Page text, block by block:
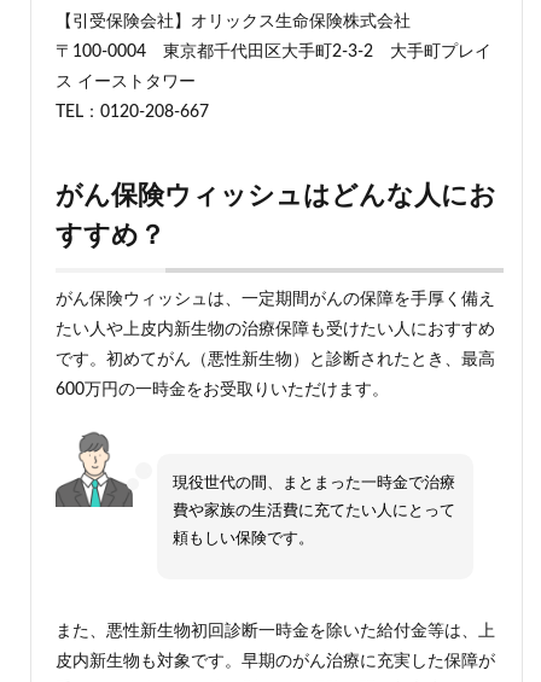
【引受保険会社】オリックス生命保険株式会社
〒100-0004 東京都千代田区大手町2-3-2 大手町プレイ
ス イーストタワー
TEL：0120-208-667
がん保険ウィッシュはどんな人にお
すすめ？
がん保険ウィッシュは、一定期間がんの保障を手厚く備え
たい人や上皮内新生物の治療保障も受けたい人におすすめ
です。初めてがん（悪性新生物）と診断されたとき、最高
600万円の一時金をお受取りいただけます。
現役世代の間、まとまった一時金で治療
費や家族の生活費に充てたい人にとって
頼もしい保険です。
また、悪性新生物初回診断一時金を除いた給付金等は、上
皮内新生物も対象です。早期のがん治療に充実した保障が